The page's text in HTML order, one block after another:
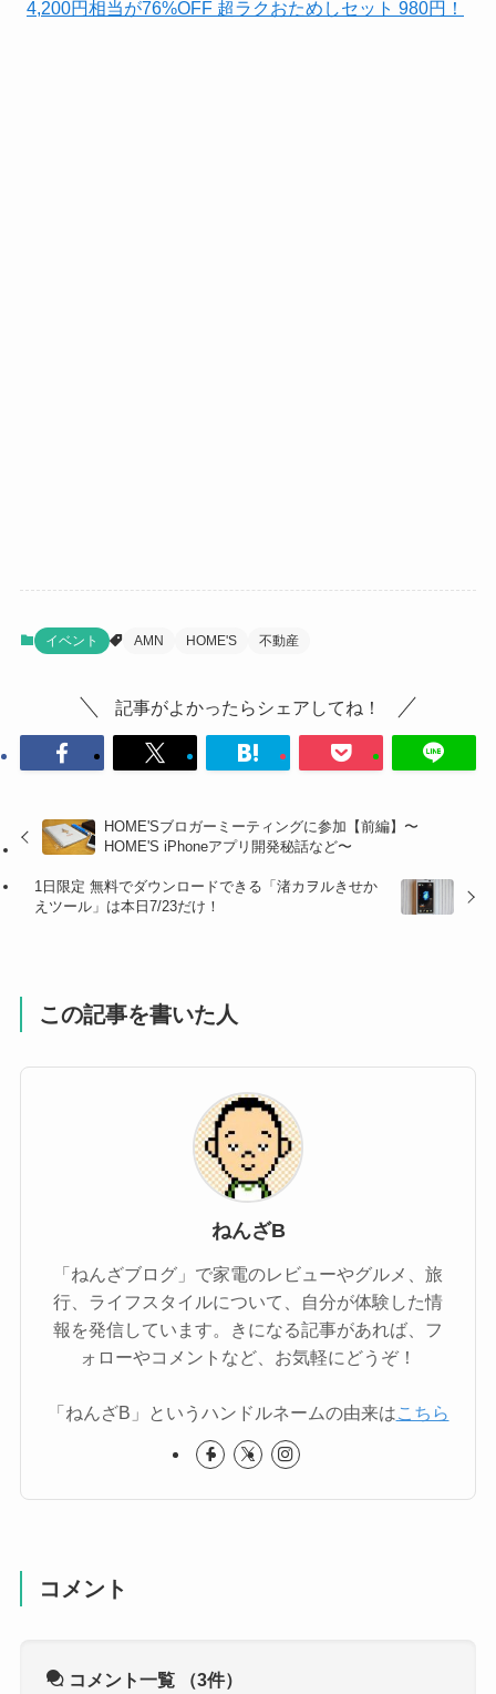
4,200円相当が76%OFF 超ラクおためしセット 980円！
イベント AMN HOME'S 不動産
記事がよかったらシェアしてね！
HOME'Sブロガーミーティングに参加【前編】〜
HOME'S iPhoneアプリ開発秘話など〜
1日限定 無料でダウンロードできる「渚カヲルきせか
えツール」は本日7/23だけ！
この記事を書いた人
ねんざB
「ねんざブログ」で家電のレビューやグルメ、旅
行、ライフスタイルについて、自分が体験した情
報を発信しています。きになる記事があれば、フ
ォローやコメントなど、お気軽にどうぞ！
「ねんざB」というハンドルネームの由来はこちら
コメント
コメント一覧 （3件）